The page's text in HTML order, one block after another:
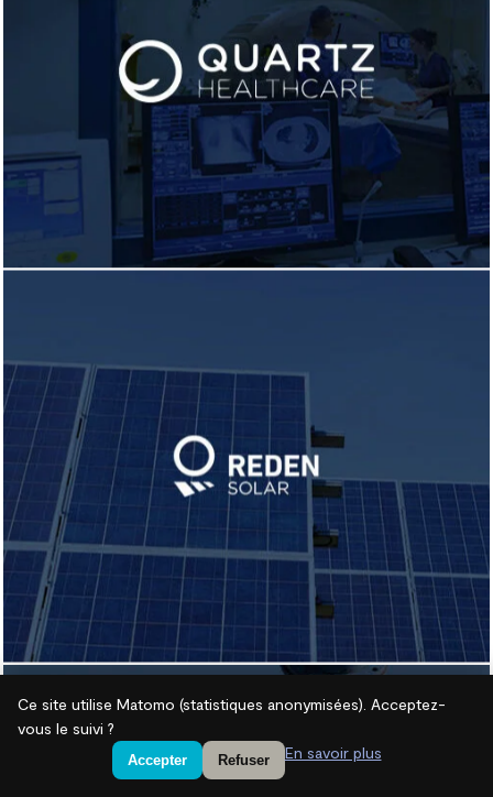
Ce site utilise Matomo (statistiques anonymisées). Acceptez-
vous le suivi ?
Accepter Refuser En savoir plus